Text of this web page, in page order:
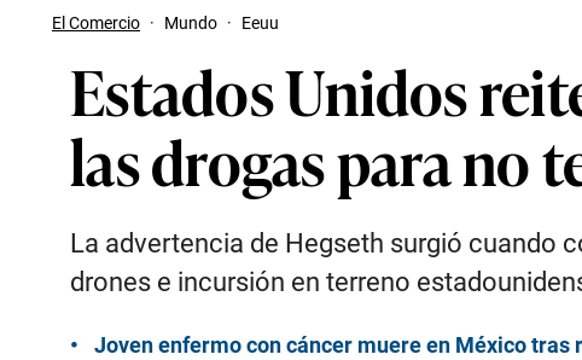
El Comercio · Mundo · Eeuu
Estados Unidos
las drogas para no
La advertencia de Hegseth surgió cuando
drones e incursión en terreno
Joven enfermo con cáncer muere en México tras